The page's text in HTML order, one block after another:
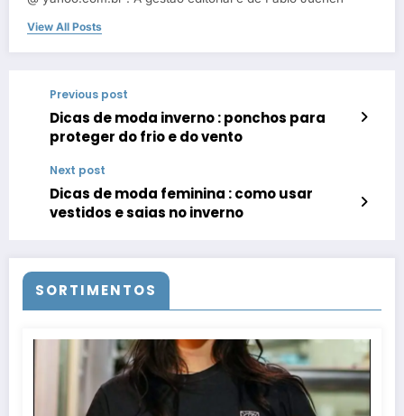
View All Posts
Previous post
Dicas de moda inverno : ponchos para
proteger do frio e do vento
Next post
Dicas de moda feminina : como usar
vestidos e saias no inverno
SORTIMENTOS